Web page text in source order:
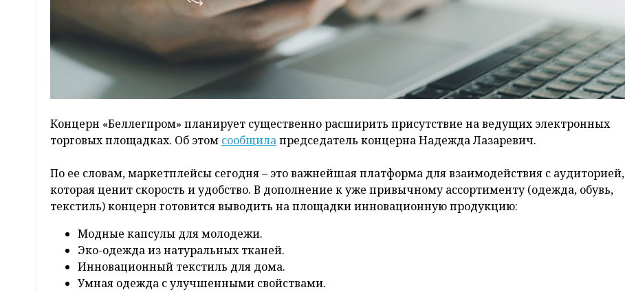
Концерн «Беллегпром» планирует существенно расширить присутствие на ведущих электронных
торговых площадках. Об этом сообщилапредседатель концерна Надежда Лазаревич.
По ее словам, маркетплейсы сегодня – это важнейшая платформа для взаимодействия с аудиторией,
которая ценит скорость и удобство. В дополнение к уже привычному ассортименту (одежда, обувь,
текстиль) концерн готовится выводить на площадки инновационную продукцию:
Модные капсулы для молодежи.
Эко-одежда из натуральных тканей.
Инновационный текстиль для дома.
Умная одежда с улучшенными свойствами.